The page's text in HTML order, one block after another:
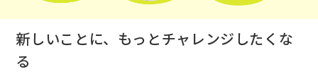
新しいことに、もっとチャレンジしたくな
る